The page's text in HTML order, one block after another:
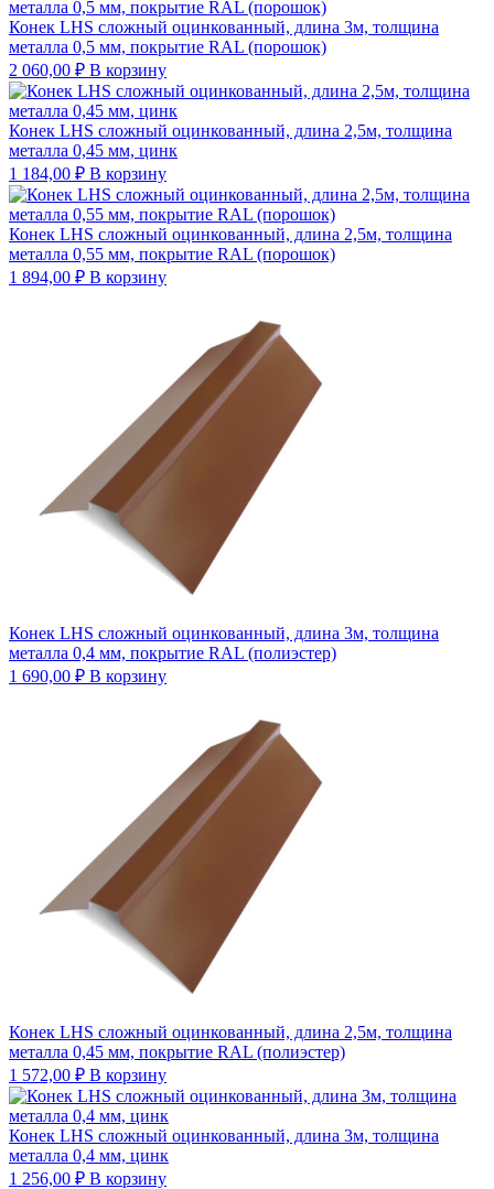
Конек LHS сложный оцинкованный, длина 3м, толщина
металла 0,5 мм, покрытие RAL (порошок)
2 060,00 ₽ В корзину
Конек LHS сложный оцинкованный, длина 2,5м, толщина
металла 0,45 мм, цинк
1 184,00 ₽ В корзину
Конек LHS сложный оцинкованный, длина 2,5м, толщина
металла 0,55 мм, покрытие RAL (порошок)
1 894,00 ₽ В корзину
Конек LHS сложный оцинкованный, длина 3м, толщина
металла 0,4 мм, покрытие RAL (полиэстер)
1 690,00 ₽ В корзину
Конек LHS сложный оцинкованный, длина 2,5м, толщина
металла 0,45 мм, покрытие RAL (полиэстер)
1 572,00 ₽ В корзину
Конек LHS сложный оцинкованный, длина 3м, толщина
металла 0,4 мм, цинк
1 256,00 ₽ В корзину